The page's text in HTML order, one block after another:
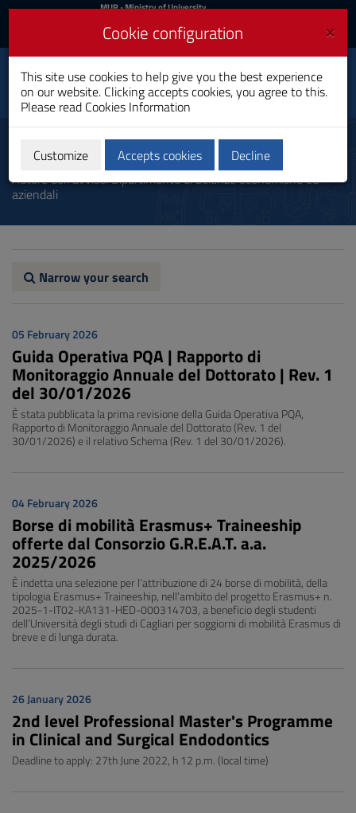
Skip
Content
to
site
Go
MIUR
Login
MUR- Ministry of University
Login UniCA News
Toggle
navigation
University of
Cagliari
Communication
Autore dell'avviso: Dipartimento di Scienze economiche ed
aziendali
Narrow your search
05 February 2026
Guida Operativa PQA | Rapporto di
Monitoraggio Annuale del Dottorato | Rev. 1
del 30/01/2026
È stata pubblicata la prima revisione della Guida Operativa PQA,
Rapporto di Monitoraggio Annuale del Dottorato (Rev. 1 del
30/01/2026) e il relativo Schema (Rev. 1 del 30/01/2026).
04 February 2026
Borse di mobilità Erasmus+ Traineeship
offerte dal Consorzio G.R.E.A.T. a.a.
2025/2026
È indetta una selezione per l’attribuzione di 24 borse di mobilità, della
tipologia Erasmus+ Traineeship, nell’ambito del progetto Erasmus+ n.
2025-1-IT02-KA131-HED-000314703, a beneficio degli studenti
dell’Università degli studi di Cagliari per soggiorni di mobilità Erasmus di
breve e di lunga durata.
26 January 2026
2nd level Professional Master's Programme
in Clinical and Surgical Endodontics
Deadline to apply: 27th June 2022, h 12 p.m. (local time)
×
Cookie configuration
This site use cookies to help give you the best experience
on our website. Clicking accepts cookies, you agree to this.
Please read Cookies Information
Customize Accepts cookies Decline